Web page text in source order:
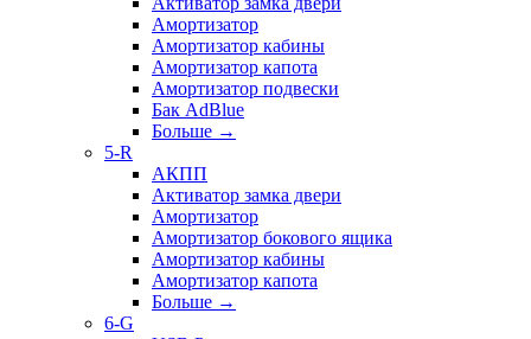
Амортизатор
Амортизатор кабины
Амортизатор капота
Амортизатор подвески
Бак AdBlue
Больше →
5-R
АКПП
Активатор замка двери
Амортизатор
Амортизатор бокового ящика
Амортизатор кабины
Амортизатор капота
Больше →
6-G